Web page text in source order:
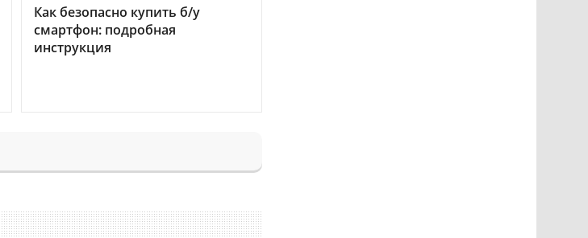
Как безопасно купить б/у
смартфон: подробная
инструкция